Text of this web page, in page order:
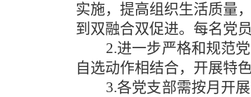
实施，提高组织生活质量
到双融合双促进。每名党
2.进一步严格和规范
自选动作相结合，开展特
3.各党支部需按月开